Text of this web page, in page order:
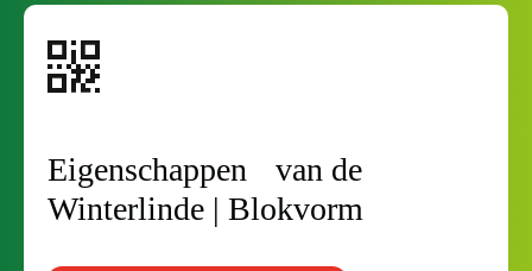
Eigenschappen van de
Winterlinde | Blokvorm